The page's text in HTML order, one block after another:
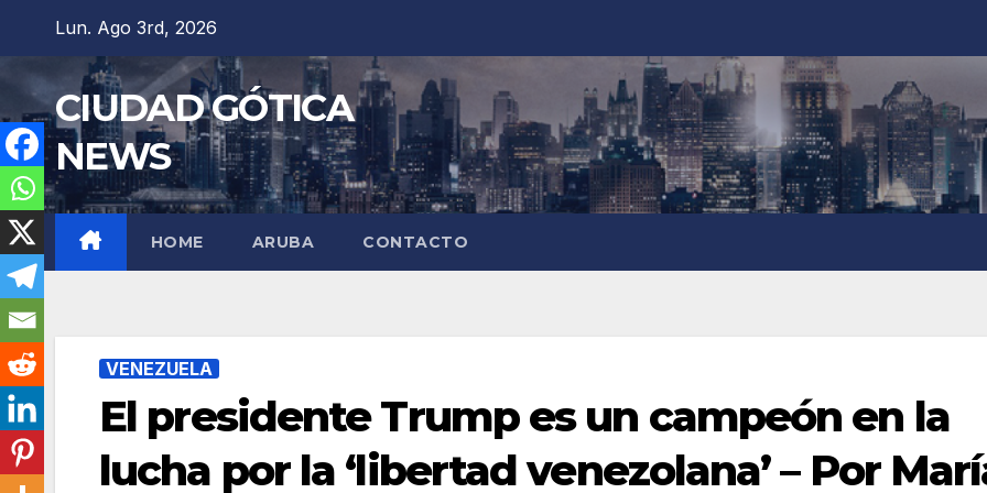
contenido
Lun. Ago 3rd, 2026
CIUDAD GÓTICA
NEWS
HOME ARUBA CONTACTO
VENEZUELA
El presidente Trump es un campeón en la
lucha por la ‘libertad venezolana’ – Por